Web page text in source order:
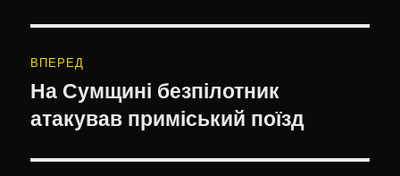
ВПЕРЕД
Наступний
запис:
На Сумщині безпілотник
атакував приміський поїзд